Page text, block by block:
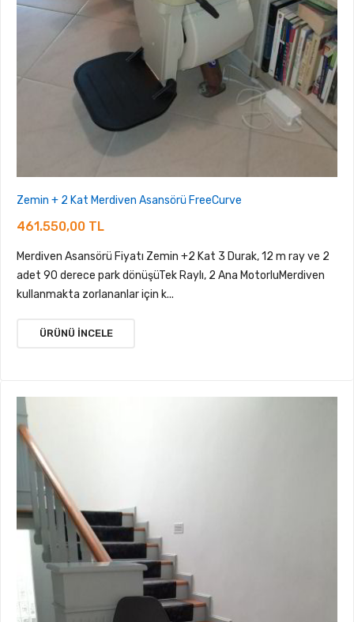
Zemin + 2 Kat Merdiven Asansörü FreeCurve
461.550,00 TL
Merdiven Asansörü Fiyatı Zemin +2 Kat 3 Durak, 12 m ray ve 2
adet 90 derece park dönüşüTek Raylı, 2 Ana MotorluMerdiven
kullanmakta zorlananlar için k...
ÜRÜNÜ İNCELE